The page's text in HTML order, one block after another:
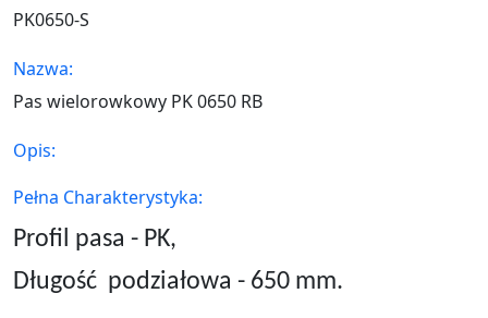
PK0650-S
Nazwa:
Pas wielorowkowy PK 0650 RB
Opis:
Pełna Charakterystyka:
Profil pasa - PK,
Długość podziałowa - 650 mm.